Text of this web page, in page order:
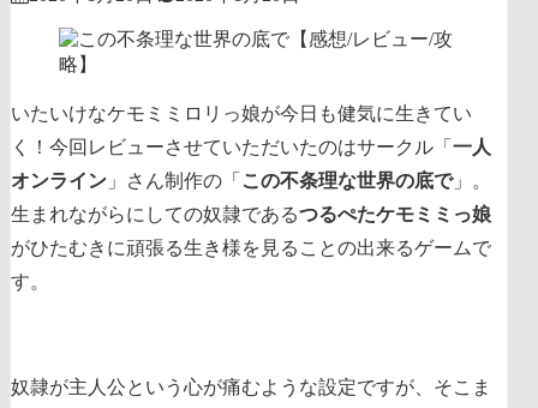
いたいけなケモミミロリっ娘が今日も健気に生きてい
く！今回レビューさせていただいたのはサークル「 一人
オンライン 」さん制作の「 この不条理な世界の底で」。
生まれながらにしての奴隷であるつるぺたケモミミっ娘
がひたむきに頑張る生き様を見ることの出来るゲームで
す。
奴隷が主人公という心が痛むような設定ですが、そこま